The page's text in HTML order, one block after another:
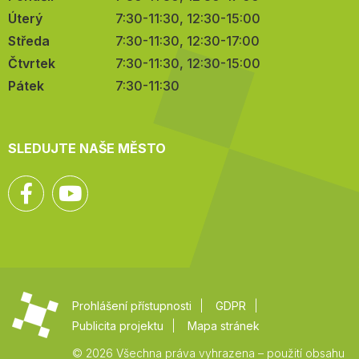
Úterý
7:30-11:30, 12:30-15:00
Středa
7:30-11:30, 12:30-17:00
Čtvrtek
7:30-11:30, 12:30-15:00
Pátek
7:30-11:30
SLEDUJTE NAŠE MĚSTO
Facebook
Prohlášení přístupnosti
GDPR
Publicita projektu
Mapa stránek
© 2026 Všechna práva vyhrazena – použití obsahu